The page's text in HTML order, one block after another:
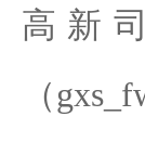
高新
（